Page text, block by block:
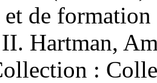
et de
Hartman,
: